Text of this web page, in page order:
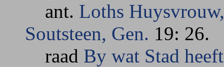
ant. Loths
Soutsteen, Gen. 19: 26.
raad By wat Stad